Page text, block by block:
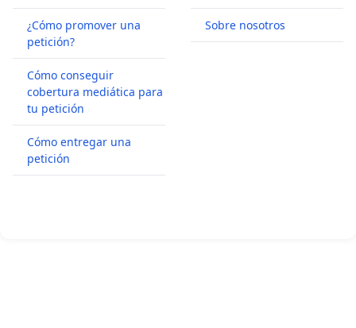
¿Cómo promover una
petición?
Cómo conseguir
cobertura mediática para
tu petición
Cómo entregar una
petición
Sobre nosotros